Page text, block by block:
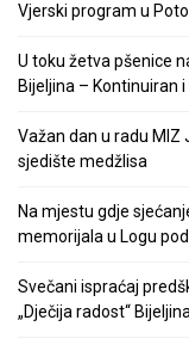
Vjerski program u
U toku žetva pšenice
Bijeljina – Kontinuiran
Važan dan u radu
sjedište medžlisa
Na mjestu gdje
memorijala u Logu
Svečani ispraćaj
„Dječija radost“